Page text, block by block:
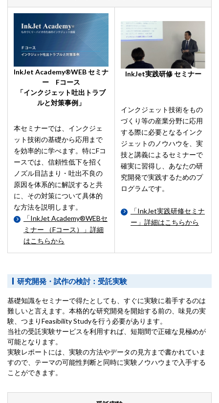
InkJet Academy®WEB セミナ
ー Fコース
「インクジェット吐出トラブ
ルと対策事例」
本セミナーでは、インクジェ
ット技術の基礎から応用まで
を効率的に学べます。特にFコ
ースでは、信頼性低下を招く
ノズル目詰まり・吐出不良の
原因を体系的に解説すると共
に、その対策について具体的
な方法を説明します。
「InkJet Academy®WEBセ
ミナー （Fコース）」詳細
はこちらから
InkJet実践研修 セミナー
インクジェット技術をもの
づくり等の産業分野に応用
する際に必要となるインク
ジェットのノウハウを、実
技と講義によるセミナーで
確実に習得し、あなたの研
究開発で実践するためのプ
ログラムです。
「InkJet実践研修セミナ
ー」詳細はこちらから
研究開発・試作の検討：受託実験
基礎知識をセミナーで得たとしても、すぐに実験に着手するのは
難しいと言えます。本格的な研究開発を開始する前の、味見の実
験、つまりFeasibility Studyを行う必要があります。
当社の受託実験サービスを利用すれば、短期間で正確な見極めが
可能となります。
実験レポートには、実験の方法やデータの見方まで書かれていま
すので、テーマの可能性判断と同時に実験ノウハウまで入手する
ことができます。